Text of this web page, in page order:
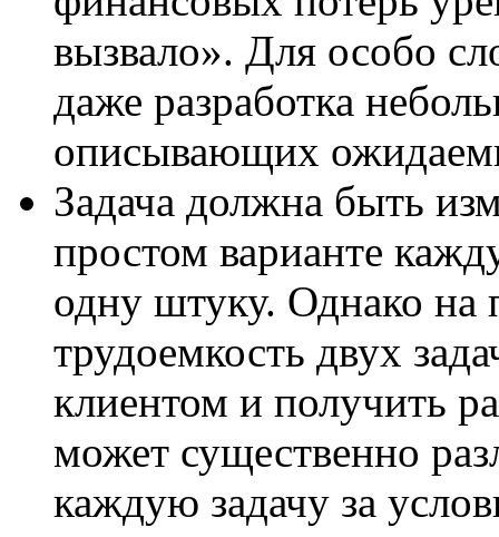
вызвало». Для особо
даже разработка
описывающих
Задача должна быть
простом варианте
одну штуку. Однако на
трудоемкость двух
клиентом и получить
может существенно
каждую задачу за